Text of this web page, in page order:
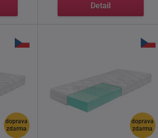
Detail
doprava
zdarma
doprava
zdarma